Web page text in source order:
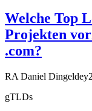
Welche Top
Projekten
.com?
RA Daniel Dingeldey
gTLDs